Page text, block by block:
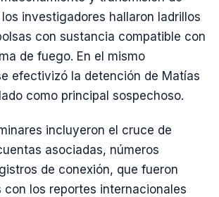
investigadores hallaron ladrillos
con sustancia compatible con
de fuego. En el mismo
efectivizó la detención de Matías
como principal sospechoso.
incluyeron el cruce de
asociadas, números
de conexión, que fueron
con los reportes internacionales